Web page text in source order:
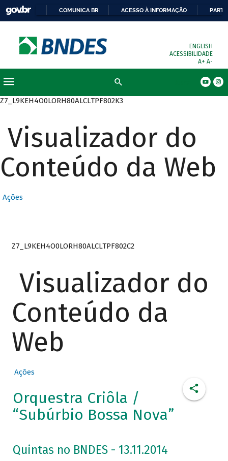
COMUNICA BR ACESSO À INFORMAÇÃO
ENGLISH
ACESSIBILIDADE
A+ A-
Z7_L9KEH4O0LORH80ALCLTPF802K3
Visualizador do
Conteúdo da Web
Ações
Z7_L9KEH4O0LORH80ALCLTPF802C2
Visualizador do
Conteúdo da
Web
Ações
Orquestra Criôla /
“Subúrbio Bossa Nova”
Quintas no BNDES - 13.11.2014